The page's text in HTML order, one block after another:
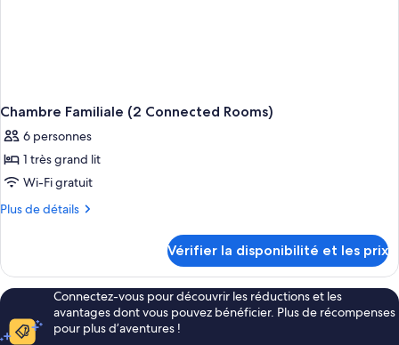
Chambre Familiale (2 Connected Rooms)
6 personnes
1 très grand lit
Wi-Fi gratuit
Plus de détails
Plus
le
type
de
chambre
Chambre
Vérifier la disponibilité et les prix
Connectez-vous pour découvrir les réductions et les
avantages dont vous pouvez bénéficier. Plus de récompenses
pour plus d’aventures !